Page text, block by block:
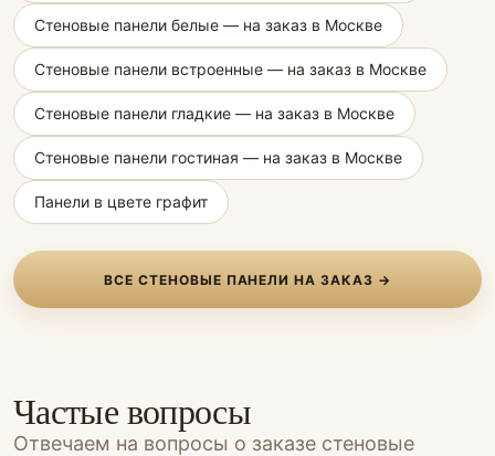
Стеновые панели белые — на заказ в Москве
Стеновые панели встроенные — на заказ в Москве
Стеновые панели гладкие — на заказ в Москве
Стеновые панели гостиная — на заказ в Москве
Панели в цвете графит
ВСЕ СТЕНОВЫЕ ПАНЕЛИ НА ЗАКАЗ →
Частые вопросы
Отвечаем на вопросы о заказе стеновые